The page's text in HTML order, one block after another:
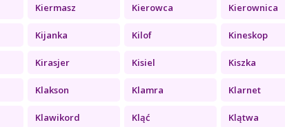
Kiermasz Kierowca Kierownica
Kijanka Kilof Kineskop
Kirasjer Kisiel Kiszka
Klakson Klamra Klarnet
Klawikord Kląć Klątwa